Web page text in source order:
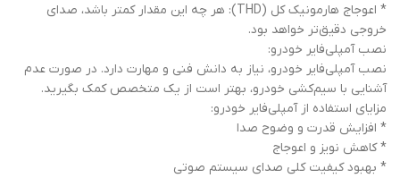
* اعوجاج هارمونیک کل (THD): هر چه این مقدار کمتر باشد، صدای
خروجی دقیق‌تر خواهد بود.
نصب آمپلی‌فایر خودرو:
نصب آمپلی‌فایر خودرو، نیاز به دانش فنی و مهارت دارد. در صورت عدم
آشنایی با سیم‌کشی خودرو، بهتر است از یک متخصص کمک بگیرید.
مزایای استفاده از آمپلی‌فایر خودرو:
* افزایش قدرت و وضوح صدا
* کاهش نویز و اعوجاج
* بهبود کیفیت کلی صدای سیستم صوتی